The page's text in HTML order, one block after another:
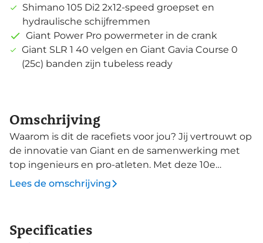
Shimano 105 Di2 2x12-speed groepset en
hydraulische schijfremmen
Giant Power Pro powermeter in de crank
Giant SLR 1 40 velgen en Giant Gavia Course 0
(25c) banden zijn tubeless ready
Omschrijving
Waarom is dit de racefiets voor jou? Jij vertrouwt op
de innovatie van Giant en de samenwerking met
top ingenieurs en pro-atleten. Met deze 10e
generatie TCR Advanced blijft Giant vooroplopen op
het gebied van innovatie. Deze TCR Advanced Pro 1
demarrage. Alle onderdelen vormen een geheel,
Lees de omschrijving
Specificaties